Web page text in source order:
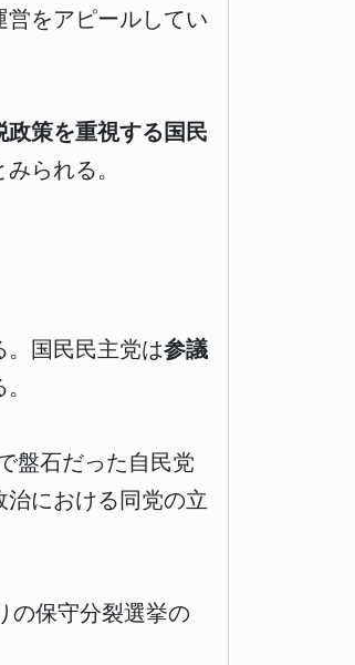
をアピールしてい
政策を重視する国民
られる。
国民民主党は参議
盤石だった自民党
治における同党の立
の保守分裂選挙の